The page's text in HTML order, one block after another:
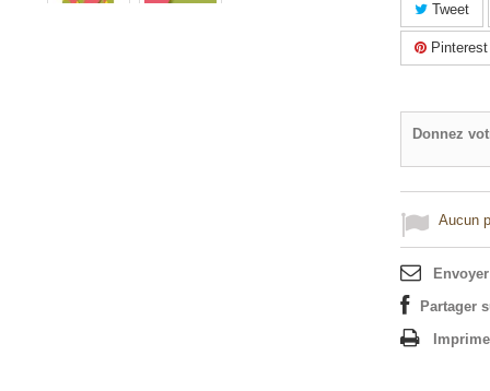
Tweet
Pinterest
Donnez
Aucun
Partager